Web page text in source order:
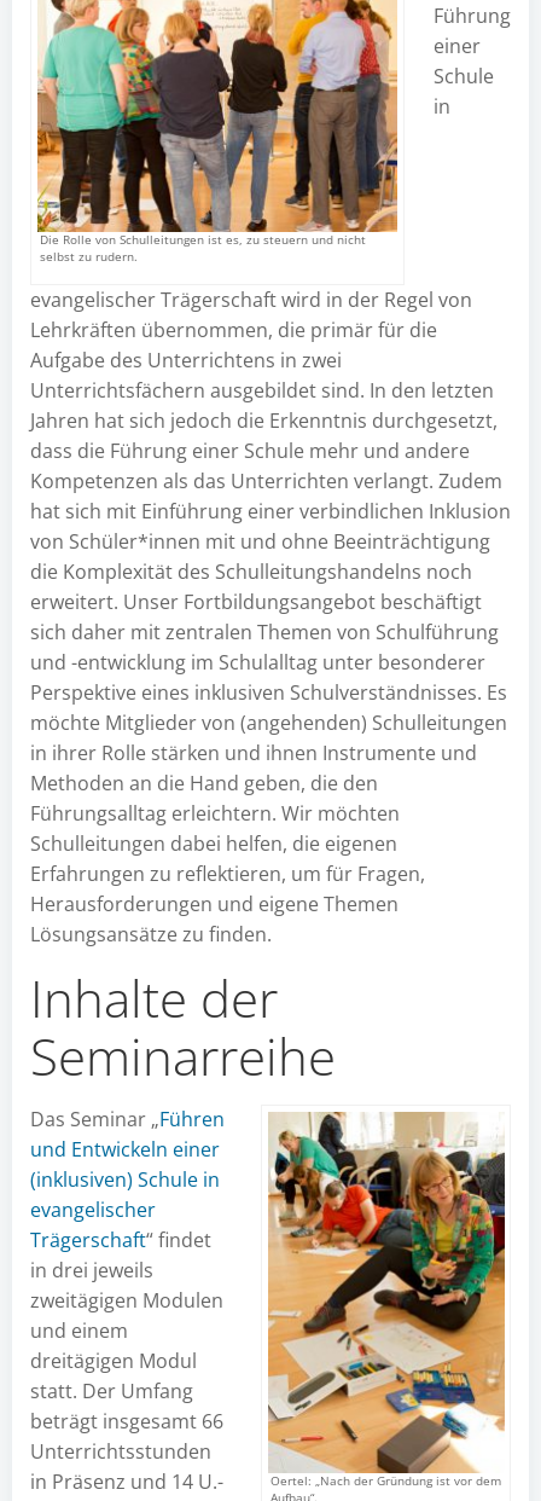
Die Rolle von Schulleitungen ist es, zu steuern und nicht
selbst zu rudern.
Führung
einer
Schule
in
evangelischer Trägerschaft wird in der Regel von
Lehrkräften übernommen, die primär für die
Aufgabe des Unterrichtens in zwei
Unterrichtsfächern ausgebildet sind. In den letzten
Jahren hat sich jedoch die Erkenntnis durchgesetzt,
dass die Führung einer Schule mehr und andere
Kompetenzen als das Unterrichten verlangt. Zudem
hat sich mit Einführung einer verbindlichen Inklusion
von Schüler*innen mit und ohne Beeinträchtigung
die Komplexität des Schulleitungshandelns noch
erweitert. Unser Fortbildungsangebot beschäftigt
sich daher mit zentralen Themen von Schulführung
und -entwicklung im Schulalltag unter besonderer
Perspektive eines inklusiven Schulverständnisses. Es
möchte Mitglieder von (angehenden) Schulleitungen
in ihrer Rolle stärken und ihnen Instrumente und
Methoden an die Hand geben, die den
Führungsalltag erleichtern. Wir möchten
Schulleitungen dabei helfen, die eigenen
Erfahrungen zu reflektieren, um für Fragen,
Herausforderungen und eigene Themen
Lösungsansätze zu finden.
Inhalte der
Seminarreihe
Oertel: „Nach der Gründung ist vor dem
Aufbau“.
Das Seminar „Führen
und Entwickeln einer
(inklusiven) Schule in
evangelischer
Trägerschaft“ findet
in drei jeweils
zweitägigen Modulen
und einem
dreitägigen Modul
statt. Der Umfang
beträgt insgesamt 66
Unterrichtsstunden
in Präsenz und 14 U.-